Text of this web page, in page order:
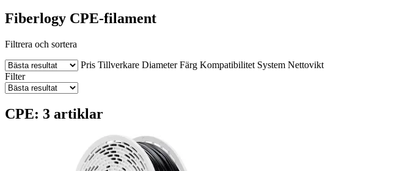
Fiberlogy CPE-filament
Filtrera och sortera
Pris Tillverkare Diameter Färg Kompatibilitet System Nettovikt
Filter
CPE: 3 artiklar